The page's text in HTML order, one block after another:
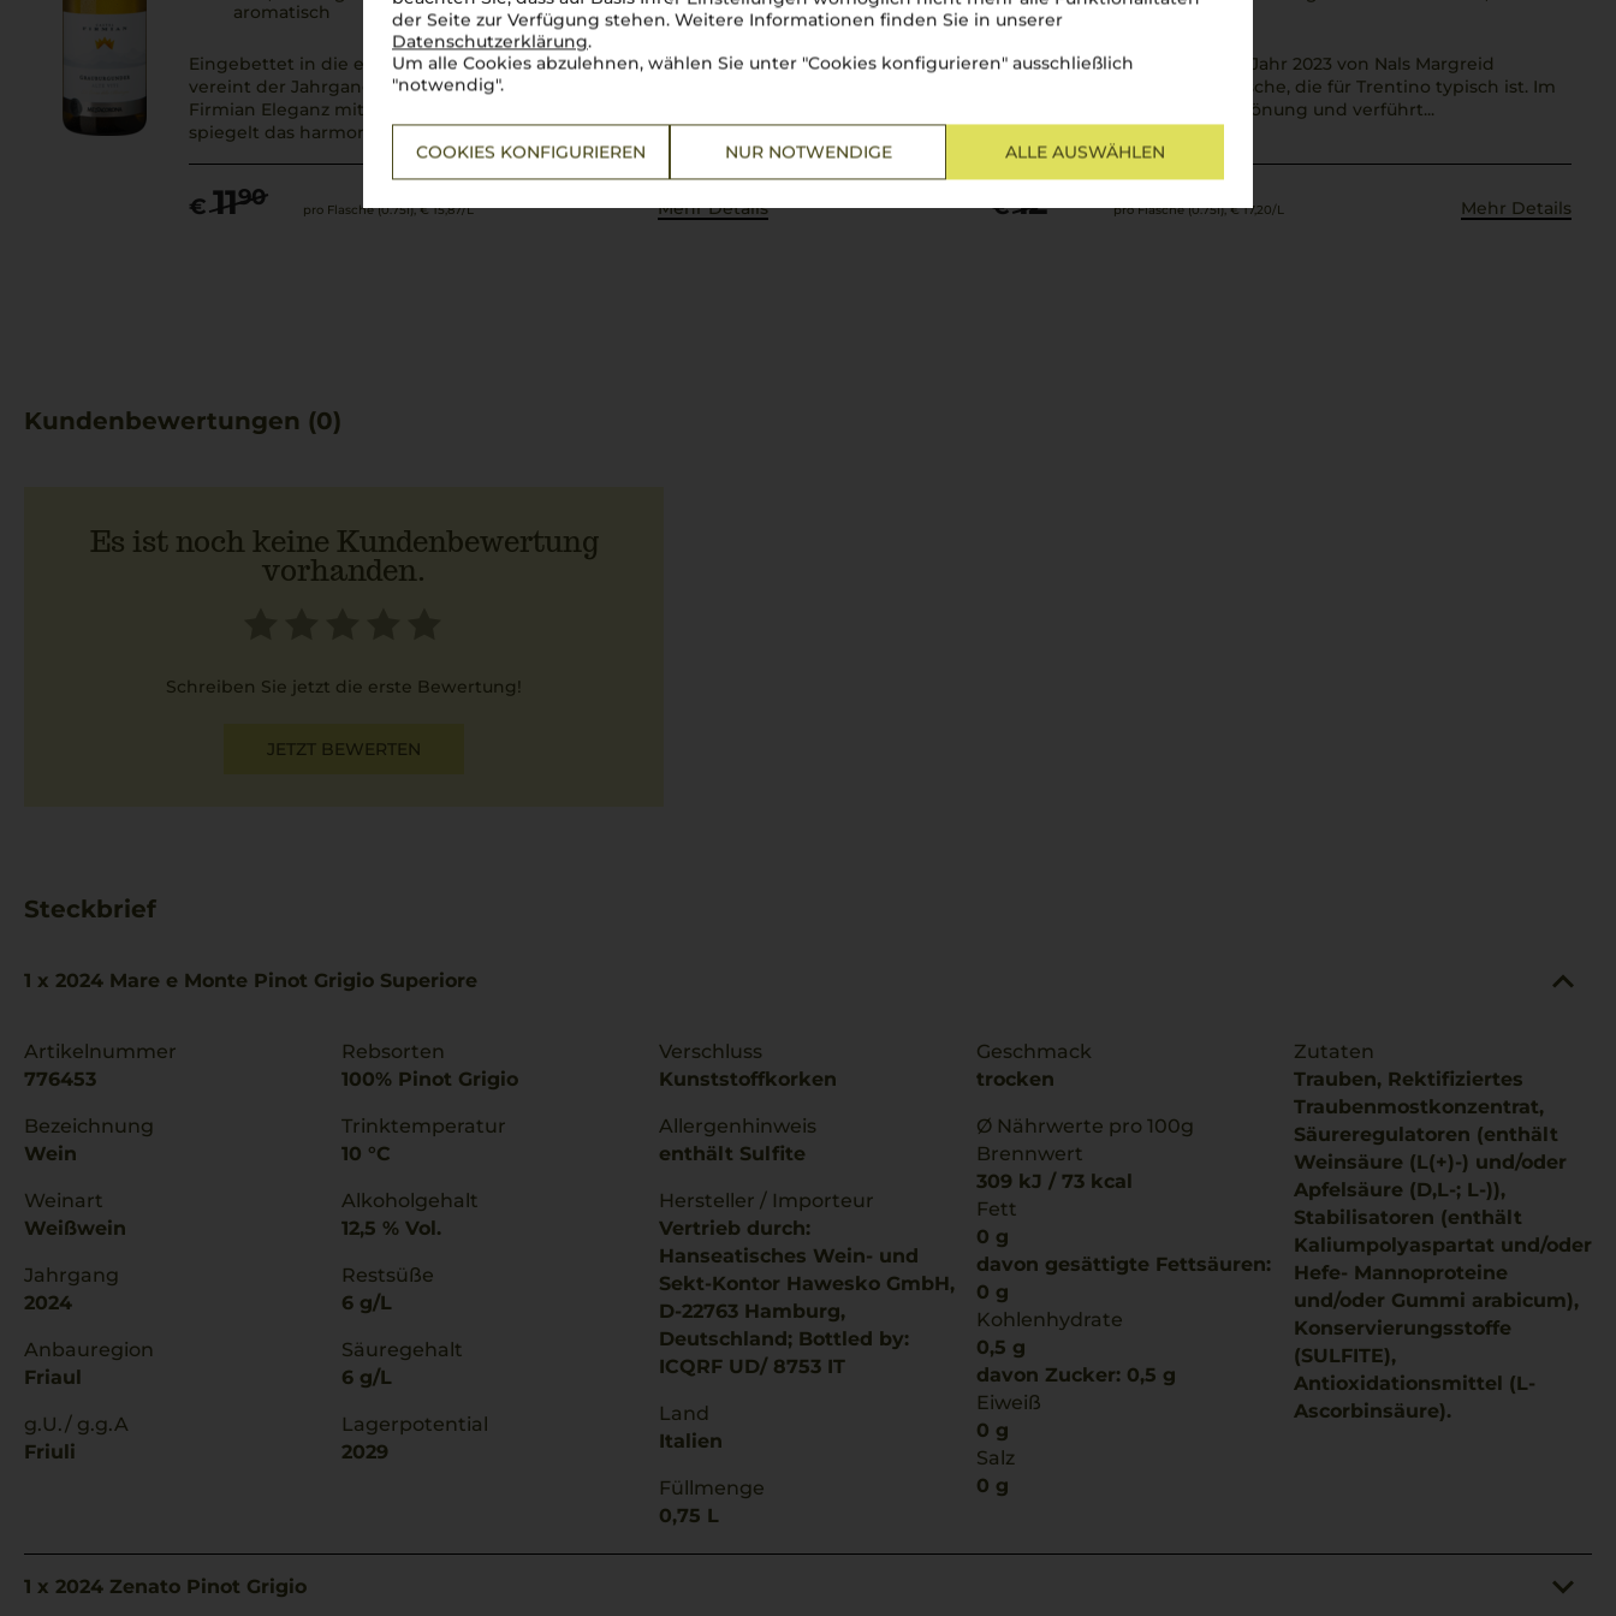
der Seite zur Verfügung stehen. Weitere Informationen finden Sie in unserer
Datenschutzerklärung.
Um alle Cookies abzulehnen, wählen Sie unter "Cookies konfigurieren" ausschließlich
"notwendig".
COOKIES KONFIGURIEREN NUR NOTWENDIGE ALLE AUSWÄHLEN
aromatisch
Eingebettet in die eindrucksvolle Kulisse der Alpen im Trentino
vereint der Jahrgang 2024 des Alte Viti Grauburgunder von Castel
Firmian Eleganz mit regionalem Ausdruck. Dieser Weißwein
spiegelt das harmonische Zusammenspiel...
€ 1190 pro Flasche (0.75l), € 15,87/L Mehr Details
aromatisch
Der Pinot Grigio Hill aus dem Jahr 2023 von Nals Margreid
präsentiert sich mit klarer Frische, die für Trentino typisch ist. Im
Glas zeigt er eine helle Strohtönung und verführt...
€ 12 pro Flasche (0.75l), € 17,20/L Mehr Details
Kundenbewertungen (0)
Es ist noch keine Kundenbewertung
vorhanden.
Schreiben Sie jetzt die erste Bewertung!
JETZT BEWERTEN
Steckbrief
1 x 2024 Mare e Monte Pinot Grigio Superiore
Artikelnummer
776453
Bezeichnung
Wein
Weinart
Weißwein
Jahrgang
2024
Anbauregion
Friaul
g.U./ g.g.A
Friuli
Rebsorten
100% Pinot Grigio
Trinktemperatur
10 °C
Alkoholgehalt
12,5 % Vol.
Restsüße
6 g/L
Säuregehalt
6 g/L
Lagerpotential
2029
Verschluss
Kunststoffkorken
Allergenhinweis
enthält Sulfite
Hersteller / Importeur
Vertrieb durch:
Hanseatisches Wein- und
Sekt-Kontor Hawesko GmbH,
D-22763 Hamburg,
Deutschland; Bottled by:
ICQRF UD/ 8753 IT
Land
Italien
Füllmenge
0,75 L
Geschmack
trocken
Ø Nährwerte pro 100g
Brennwert
309 kJ / 73 kcal
Fett
0 g
davon gesättigte Fettsäuren:
0 g
Kohlenhydrate
0,5 g
davon Zucker: 0,5 g
Eiweiß
0 g
Salz
0 g
Zutaten
Trauben, Rektifiziertes
Traubenmostkonzentrat,
Säureregulatoren (enthält
Weinsäure (L(+)-) und/oder
Apfelsäure (D,L-; L-)),
Stabilisatoren (enthält
Kaliumpolyaspartat und/oder
Hefe- Mannoproteine
und/oder Gummi arabicum),
Konservierungsstoffe
(SULFITE),
Antioxidationsmittel (L-
Ascorbinsäure).
1 x 2024 Zenato Pinot Grigio